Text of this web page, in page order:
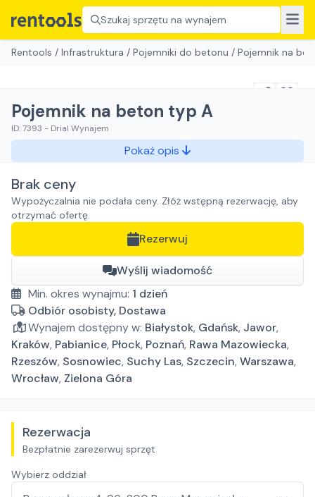
Szukaj sprzętu na wynajem
Rentools / Infrastruktura / Pojemniki do betonu / Pojemnik na
Pojemnik na beton typ A
ID:7393 - Drial Wynajem
Pokaż opis
Brak ceny
Wypożyczalnia nie podała ceny. Złóż wstępną rezerwację, aby
otrzymać ofertę.
Rezerwuj
Wyślij wiadomość
Min. okres wynajmu: 1 dzień
Odbiór osobisty, Dostawa
Wynajem dostępny w: Białystok, Gdańsk, Jawor,
Kraków, Pabianice, Płock, Poznań, Rawa Mazowiecka,
Rzeszów, Sosnowiec, Suchy Las, Szczecin,Warszawa,
Wrocław, Zielona Góra
Rezerwacja
Bezpłatnie zarezerwuj sprzęt
Wybierz oddział